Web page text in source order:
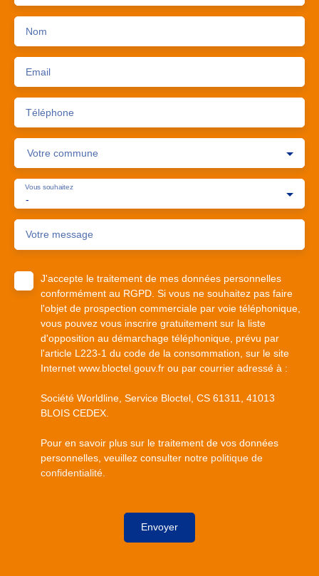
Nom
Email
Téléphone
Votre commune
-
Vous souhaitez
Votre message
J'accepte le traitement de mes données personnelles
conformément au RGPD. Si vous ne souhaitez pas faire
l'objet de prospection commerciale par voie téléphonique,
vous pouvez vous inscrire gratuitement sur la liste
d'opposition au démarchage téléphonique, prévu par
l'article L223-1 du code de la consommation, sur le site
Internet www.bloctel.gouv.fr ou par courrier adressé à :
Société Worldline, Service Bloctel, CS 61311, 41013
BLOIS CEDEX.
Pour en savoir plus sur le traitement de vos données
personnelles, veuillez consulter notre politique de
confidentialité
Envoyer